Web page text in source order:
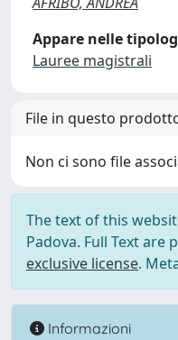
Appare nelle
Lauree magistrali
File in questo
Non ci sono file
The text of this
Padova. Full Text are
exclusive license.
Informazioni